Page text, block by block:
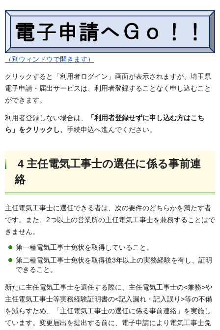
（別ウィンドウで開きます）
クリックすると「利用者ログイン」画面が表示されますが、埼玉県
電子申請・届出サービスは、利用者登録することなく申し込むこと
ができます。
利用者登録しない場合は、
「利用者登録せずに申し込む方はこち
ら」をクリックし、 手続申込へ進んでください。
4 主任電気工事士の選任に係る事前連
絡
主任電気工事士に選任できる者は、次の要件のどちらかを満たす者
です。また、2つ以上の営業所の主任電気工事士を兼務することはで
きません。
第一種電気工事士免状を取得していること。
第二種電気工事士免状を取得後3年以上の実務経験を有し、証明
できること。
新たに主任電気工事士を選任する際に、主任電気工事士の<兼務>や
主任電気工事士等実務経験証明書の<記入漏れ・記入誤り>等の不備
を減らすため、「主任電気工事士の選任に係る事前連絡」を実施し
ています。変更届出を提出する前に、電子申請により電気工事士免